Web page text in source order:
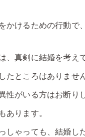
かけるための行動で
真剣に結婚を考え
たところはありません
がいる方はお断り
あります。
ゃっても、結婚し